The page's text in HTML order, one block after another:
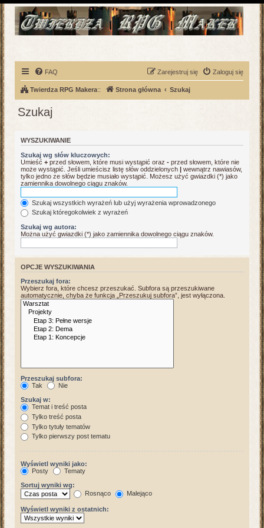
FAQ Zaloguj się
Zarejestruj się
Twierdza RPG Makera:: Strona główna Szukaj
Szukaj
WYSZUKIWANIE
Szukaj wg słów kluczowych:
Umieść + przed słowem, które musi wystąpić oraz - przed słowem, które nie
może wystąpić. Jeśli umieścisz listę słów oddzielonych | wewnątrz nawiasów,
tylko jedno ze słów będzie musiało wystąpić. Możesz użyć gwiazdki (*) jako
zamiennika dowolnego ciągu znaków.
Szukaj wszystkich wyrażeń lub użyj wyrażenia wprowadzonego
Szukaj któregokolwiek z wyrażeń
Szukaj wg autora:
Można użyć gwiazdki (*) jako zamiennika dowolnego ciągu znaków.
OPCJE WYSZUKIWANIA
Przeszukaj fora:
Wybierz fora, które chcesz przeszukać. Subfora są przeszukiwane
automatycznie, chyba że funkcja „Przeszukuj subfora”, jest wyłączona.
Przeszukaj subfora:
Tak
Nie
Szukaj w:
Temat i treść posta
Tylko treść posta
Tylko tytuły tematów
Tylko pierwszy post tematu
Wyświetl wyniki jako:
Posty
Tematy
Sortuj wyniki wg:
Rosnąco
Malejąco
Wyświetl wyniki z ostatnich: